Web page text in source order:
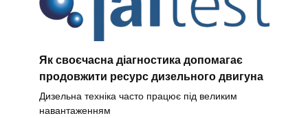
Як своєчасна діагностика допомагає
продовжити ресурс дизельного двигуна
Дизельна техніка часто працює під великим
навантаженням